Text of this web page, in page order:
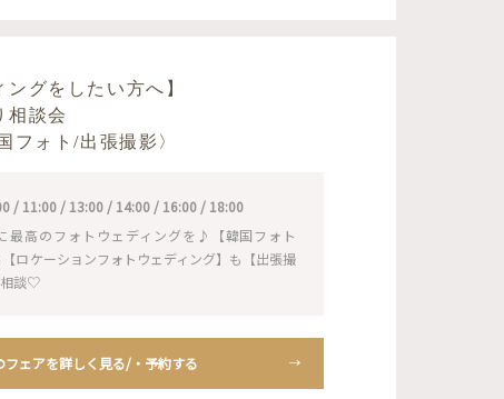
ングをしたい方へ】
相談会
フォト/出張撮影〉
/ 11:00 / 13:00 / 14:00 / 16:00 / 18:00
最高のフォトウェディングを♪【韓国フォト
【ロケーションフォトウェディング】も【出張撮
相談♡
フェアを詳しく見る/・予約する